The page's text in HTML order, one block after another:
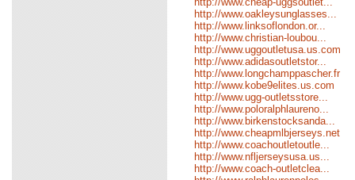
http://www.oakleysunglasses...
http://www.linksoflondon.or...
http://www.christian-loubou...
http://www.uggoutletusa.us.com
http://www.adidasoutletstor...
http://www.longchamppascher.fr
http://www.kobe9elites.us.com
http://www.ugg-outletsstore...
http://www.poloralphlaureno...
http://www.birkenstocksanda...
http://www.cheapmlbjerseys.net
http://www.coachoutletoutle...
http://www.nfljerseysusa.us...
http://www.coach-outletclea...